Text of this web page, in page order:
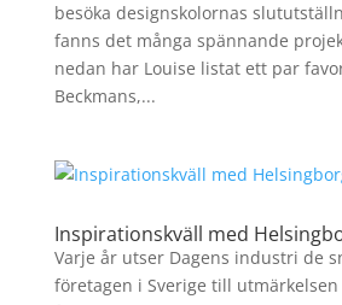
besöka designskolornas
fanns det många spännande
nedan har Louise listat ett par
Beckmans,...
Inspirationskväll med
Varje år utser Dagens industri de
företagen i Sverige till utmärkelsen